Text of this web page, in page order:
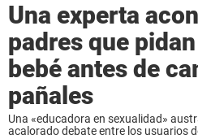
Una experta
padres que
bebé antes de
pañales
Una «educadora en sexualidad»
acalorado debate entre los usuarios